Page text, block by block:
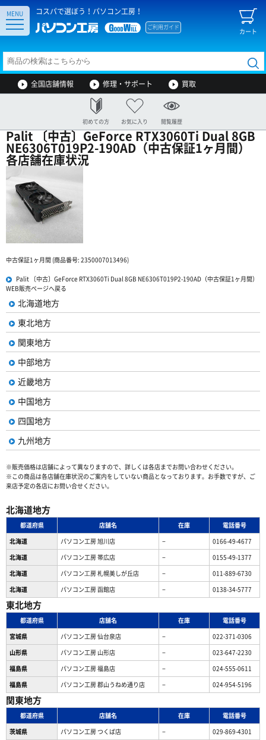
コスパで選ぼう！パソコン工房！
カート
ご利用ガイド
MENU
全国店舗情報 修理・サポート 買取
初めての方 お気に入り 閲覧履歴
Palit 〔中古〕GeForce RTX3060Ti Dual 8GB
NE6306T019P2-190AD（中古保証1ヶ月間）
各店舗在庫状況
中古保証1ヶ月間 (商品番号: 2350007013496)
Palit 〔中古〕GeForce RTX3060Ti Dual 8GB NE6306T019P2-190AD（中古保証1ヶ月間）
WEB販売ページへ戻る
北海道地方
東北地方
関東地方
中部地方
近畿地方
中国地方
四国地方
九州地方
※販売価格は店舗によって異なりますので、詳しくは各店までお問い合わせください。
※この商品は各店舗在庫状況のご案内をしていない商品となっております。お手数ですが、ご
来店予定の各店にお問い合せください。
北海道地方
都道府県 店舗名 在庫
電話番号
北海道
パソコン工房 旭川店 −
0166-49-4677
北海道
パソコン工房 帯広店 −
0155-49-1377
北海道
パソコン⼯房 札幌美しが丘店 −
011-889-6730
北海道
パソコン工房 函館店 − 0138-34-5777
東北地方
都道府県 店舗名 在庫
電話番号
宮城県
パソコン工房 仙台泉店 −
022-371-0306
山形県
パソコン工房 山形店 −
023-647-2230
福島県
パソコン工房 福島店 −
024-555-0611
福島県
パソコン工房 郡山うねめ通り店 − 024-954-5196
関東地方
都道府県 店舗名 在庫
電話番号
茨城県
パソコン工房 つくば店 −
029-869-4301